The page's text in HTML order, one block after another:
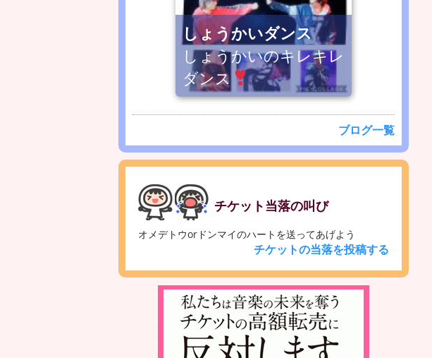
しょうかいダンス
しょうかいのキレキレ
ダンス
ブログ一覧
チケット当落の叫び
オメデトウorドンマイのハートを送ってあげよう
チケットの当落を投稿する